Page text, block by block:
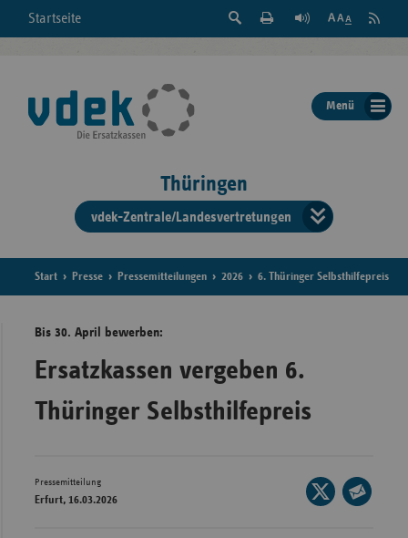
Startseite
Suche
der
Seite
Feed
Menü
Thüringen
vdek-Zentrale/Landesvertretungen
der
Start Presse Pressemitteilungen 2026 6. Thüringer Selbsthilfepreis
Bis 30. April bewerben:
Ersatzkassen vergeben 6.
Thüringer Selbsthilfepreis
Pressemitteilung
Erfurt, 16.03.2026
Seite
auf